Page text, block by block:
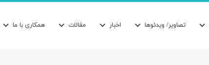
تصاویر/ ویدئوها اخبار مقالات همکاری با ما